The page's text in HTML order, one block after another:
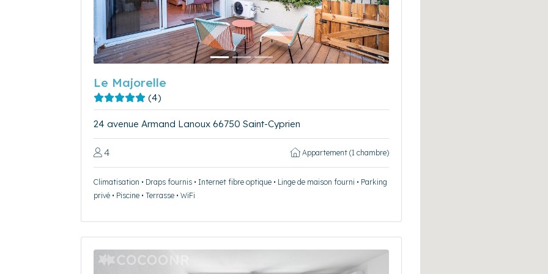
Le Majorelle
(4)
24 avenue Armand Lanoux 66750 Saint-Cyprien
4 Appartement (1 chambre)
Climatisation • Draps fournis • Internet fibre optique • Linge de maison fourni • Parking
privé • Piscine • Terrasse • WiFi